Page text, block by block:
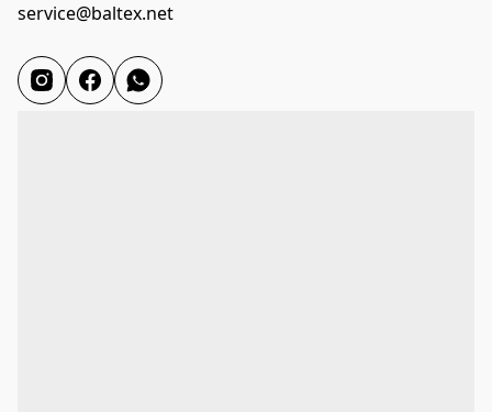
service@baltex.net